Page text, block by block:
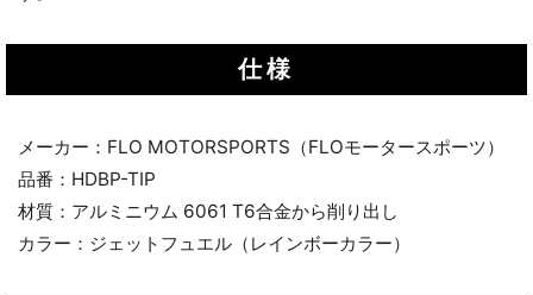
仕様
メーカー：FLO MOTORSPORTS（FLOモータースポーツ）
品番：HDBP-TIP
材質：アルミニウム 6061 T6合金から削り出し
カラー：ジェットフュエル（レインボーカラー）